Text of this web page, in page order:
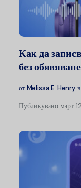
Как да
без
отMelissa E. Henry в
Публикувано март